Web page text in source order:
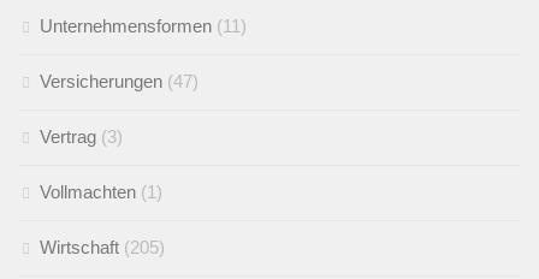
Unternehmensformen (11)
Versicherungen (47)
Vertrag (3)
Vollmachten (1)
Wirtschaft (205)